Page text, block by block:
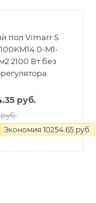
пол Vimarr S
M1-
2100 Вт без
руб.
Экономия 10254.65 руб.